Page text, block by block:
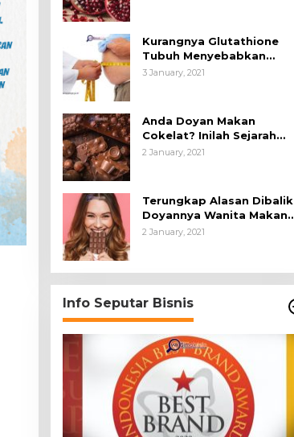
Kurangnya Glutathione
Tubuh Menyebabkan
Obesitas
3 January, 2021
Anda Doyan Makan
Cokelat? Inilah Sejarah
Awalnya Cokelat di Dunia
2 January, 2021
Terungkap Alasan Dibalik
Doyannya Wanita Makan
Cokelat
2 January, 2021
Info Seputar Bisnis